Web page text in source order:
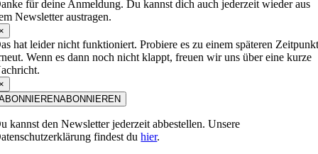
für deine Anmeldung. Du kannst dich auch jederzeit wieder aus
Newsletter austragen.
hat leider nicht funktioniert. Probiere es zu einem späteren
Wenn es dann noch nicht klappt, freuen wir uns über eine kurze
ABONNIEREN
kannst den Newsletter jederzeit abbestellen. Unsere
findest duhier.